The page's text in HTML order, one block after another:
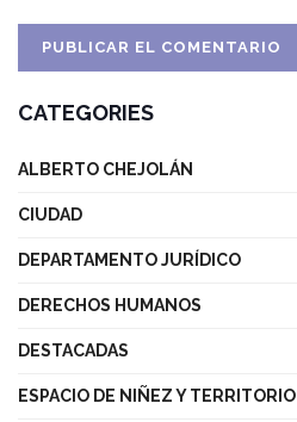
CATEGORIES
ALBERTO CHEJOLÁN
CIUDAD
DEPARTAMENTO JURÍDICO
DERECHOS HUMANOS
DESTACADAS
ESPACIO DE NIÑEZ Y TERRITORIO